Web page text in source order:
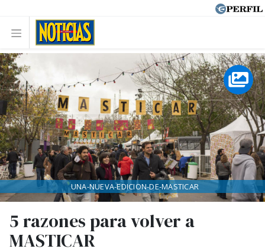
5 razones para volver a
MASTICAR
UNA-NUEVA-EDICION-DE-MASTICAR